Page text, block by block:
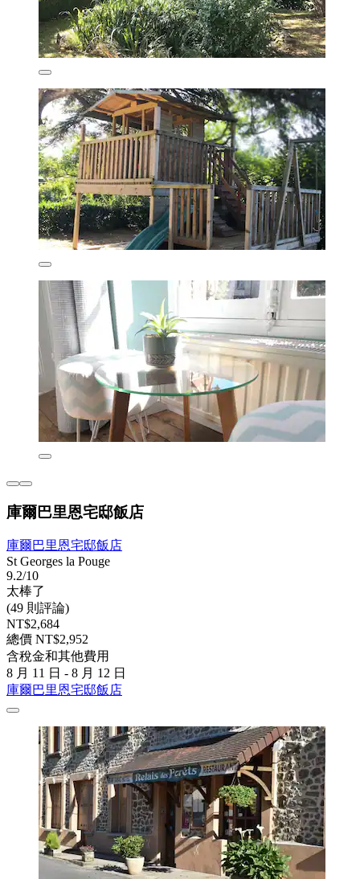
庫爾巴里恩宅邸飯店
庫爾巴里恩宅邸飯店
St Georges la Pouge
9.2/10
太棒了
(49 則評論)
NT$2,684
總價 NT$2,952
含稅金和其他費用
8 月 11 日 - 8 月 12 日
庫爾巴里恩宅邸飯店